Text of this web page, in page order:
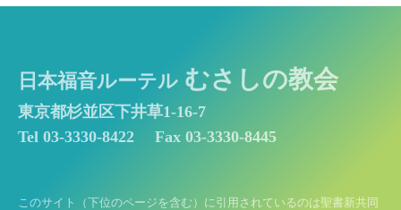
日本福音ルーテル むさしの教会
東京都杉並区下井草1-16-7
Tel 03-3330-8422
Fax 03-3330-8445
このサイト（下位のページを含む）に引用されているのは聖書新共同